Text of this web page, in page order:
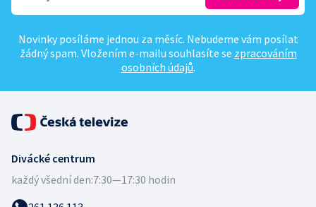
Novinky posíláme jednou za měsíc. Nebudeme vám posílat
žádný spam. Vložením e-mailu souhlasíte se zpracováním
osobních údajů.